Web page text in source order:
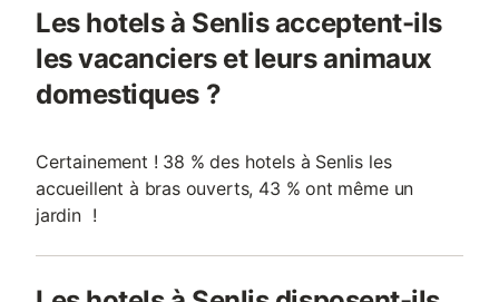
Les hotels à Senlis acceptent-ils
les vacanciers et leurs animaux
domestiques ?
Certainement ! 38 % des hotels à Senlis les
accueillent à bras ouverts, 43 % ont même un
jardin !